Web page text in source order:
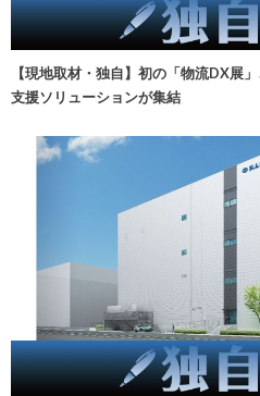
【現地取材・独自】初の「物流DX展
支援ソリューションが集結